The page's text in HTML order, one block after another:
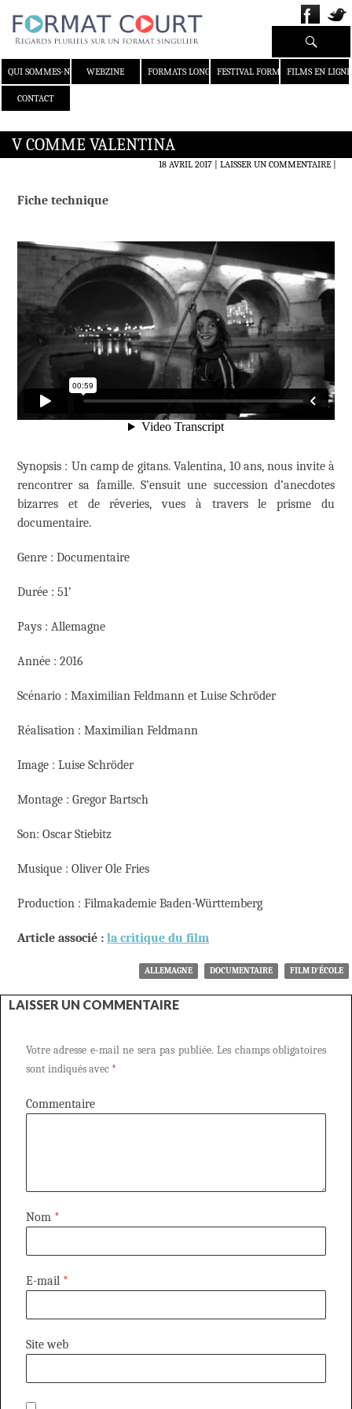
QUI SOMMES-NOUS ?WEBZINE FORMATS LONGS FESTIVAL FORMAT COURT
FILMS EN LIGNE
CONTACT
Recherche
V COMME VALENTINA
18 AVRIL 2017 LAISSER UN COMMENTAIRE|
Fiche technique
Synopsis : Un camp de gitans. Valentina, 10 ans, nous invite à
rencontrer sa famille. S’ensuit une succession d’anecdotes
bizarres et de rêveries, vues à travers le prisme du
documentaire.
Genre : Documentaire
Durée : 51’
Pays : Allemagne
Année : 2016
Scénario : Maximilian Feldmann et Luise Schröder
Réalisation : Maximilian Feldmann
Image : Luise Schröder
Montage : Gregor Bartsch
Son: Oscar Stiebitz
Musique : Oliver Ole Fries
Production : Filmakademie Baden-Württemberg
Article associé : la critique du film
ALLEMAGNE DOCUMENTAIRE FILM D'ÉCOLE
LAISSER UN COMMENTAIRE
Votre adresse e-mail ne sera pas publiée. Les champs obligatoires
sont indiqués avec *
Commentaire
Nom *
E-mail *
Site web